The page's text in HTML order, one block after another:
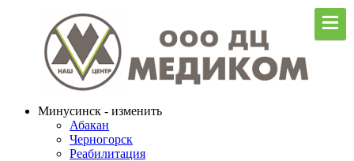
Минусинск - изменить
Абакан
Черногорск
Реабилитация